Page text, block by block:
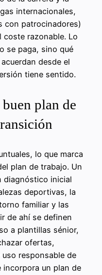
internacionales,
con patrocinadores)
coste razonable. Lo
se paga, sino qué
desde el
tiene sentido.
plan de
lo que marca
plan de trabajo. Un
diagnóstico inicial
deportivas, la
familiar y las
de ahí se definen
a plantillas sénior,
ofertas,
responsable de
incorpora un plan de